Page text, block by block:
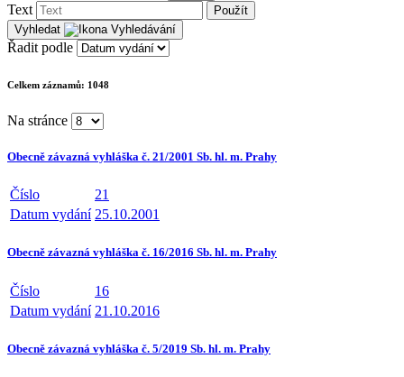
Text
Použít
Vyhledat
Řadit podle
Celkem záznamů: 1048
Na stránce
Obecně závazná vyhláška č. 21/2001 Sb. hl. m. Prahy
Číslo
21
Datum vydání 25.10.2001
Obecně závazná vyhláška č. 16/2016 Sb. hl. m. Prahy
Číslo
16
Datum vydání 21.10.2016
Obecně závazná vyhláška č. 5/2019 Sb. hl. m. Prahy